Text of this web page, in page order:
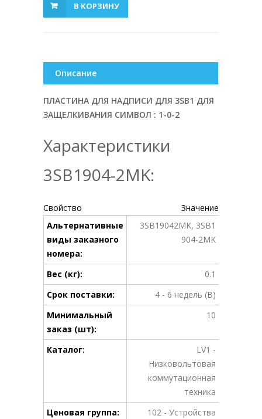
В КОРЗИНУ
Описание
ПЛАСТИНА ДЛЯ НАДПИСИ ДЛЯ 3SB1 ДЛЯ
ЗАЩЕЛКИВАНИЯ СИМВОЛ : 1-0-2
Характеристики
3SB1904-2MK:
Свойство
Значение
Альтернативные
виды заказного
номера:
3SB19042MK, 3SB1
904-2MK
Вес (кг):
0.1
Срок поставки:
4 - 6 недель (B)
Минимальный
заказ (шт):
10
Каталог:
LV1 -
Низковольтовая
коммутационная
техника
Ценовая группа:
102 - Устройства